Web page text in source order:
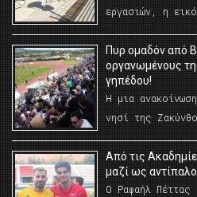
εργασιών, η
Πυρ ομαδόν από
οργανωμένους
γηπέδου!
Η μια
νησί της
Από τις
μαζί ως
Ο Ραφαήλ Πέττας